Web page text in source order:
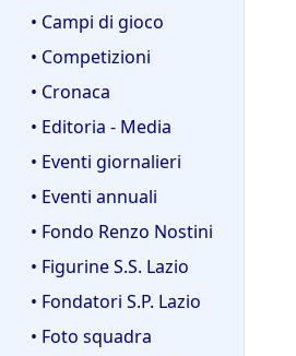
• Campi di gioco
• Competizioni
• Cronaca
• Editoria - Media
• Eventi giornalieri
• Eventi annuali
• Fondo Renzo Nostini
• Figurine S.S. Lazio
• Fondatori S.P. Lazio
• Foto squadra